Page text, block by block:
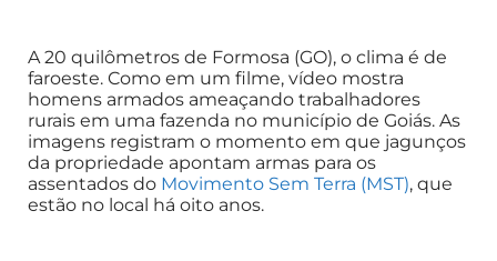
A 20 quilômetros de Formosa (GO), o clima é de
faroeste. Como em um filme, vídeo mostra
homens armados ameaçando trabalhadores
rurais em uma fazenda no município de Goiás. As
imagens registram o momento em que jagunços
da propriedade apontam armas para os
assentados do Movimento Sem Terra (MST), que
estão no local há oito anos.